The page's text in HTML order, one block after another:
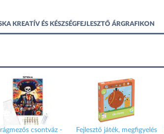
KREATÍV ÉS KÉSZSÉGFEJLESZTŐ ÁRGRAFIKON
csontváz -
Fejlesztő játék, megfigyelés